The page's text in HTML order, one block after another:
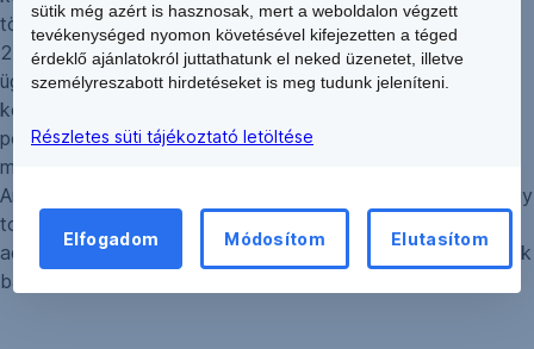
törvény hatályba lépését követő 180 napon belül, azaz
2012. április 8-ig a nyilvántartó rendszerbe átadni. Minden
ügyfelünket, aki valamely lakossági hitel- illetve
kölcsönszerződéssel rendelkezik (adós vagy adóstárs)
postai úton kiküldött levélben tájékoztattuk arról, hogy
melyek bankunknál nyílvántartott szerződéses adatai.
Amennyiben személyes adataiban nem történt változás, úgy
további bejelentési kötelezettsége nincs. Amennyiben
adataiban változás történt, úgy kérjük, jelezze azt bármelyik
bankfiókunkban személyesen.
sütik még azért is hasznosak, mert a weboldalon végzett
tevékenységed nyomon követésével kifejezetten a téged
érdeklő ajánlatokról juttathatunk el neked üzenetet, illetve
személyreszabott hirdetéseket is meg tudunk jeleníteni.
Részletes süti tájékoztató letöltése
Elfogadom Módosítom Elutasítom